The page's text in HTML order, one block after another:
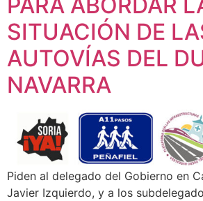
SITUACIÓN DE
AUTOVÍAS DEL
NAVARRA
Piden al delegado del Gobierno en
Javier Izquierdo, y a los